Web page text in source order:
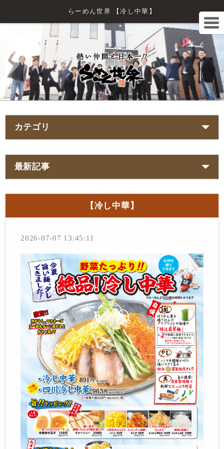
らーめん世界 【冷し中華】
カテゴリ
最新記事
【冷し中華】
2026-07-07 13:45:11